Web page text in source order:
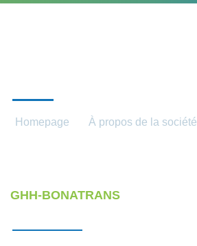
Homepage À propos de la société
GHH-BONATRANS